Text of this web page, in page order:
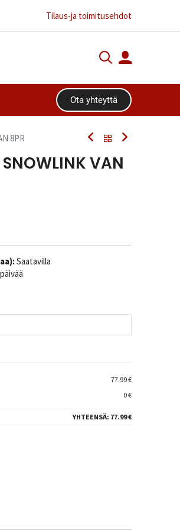
Tilaus-ja toimitusehdot
Ota yhteyttä​​​​
8PR
VAN
Saatavilla
77.99 €
0 €
YHTEENSÄ: 77.99 €